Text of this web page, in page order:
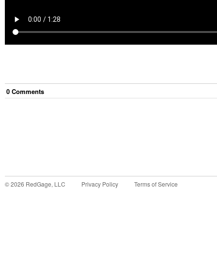
0 Comments
©2026 RedGage, LLC Privacy Policy Terms of Service